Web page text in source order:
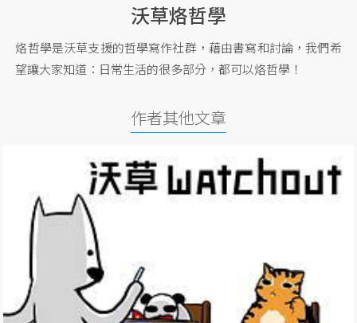
沃草烙哲學
烙哲學是沃草支援的哲學寫作社群，藉由書寫和討論，我們希
望讓大家知道：日常生活的很多部分，都可以烙哲學！
作者其他文章